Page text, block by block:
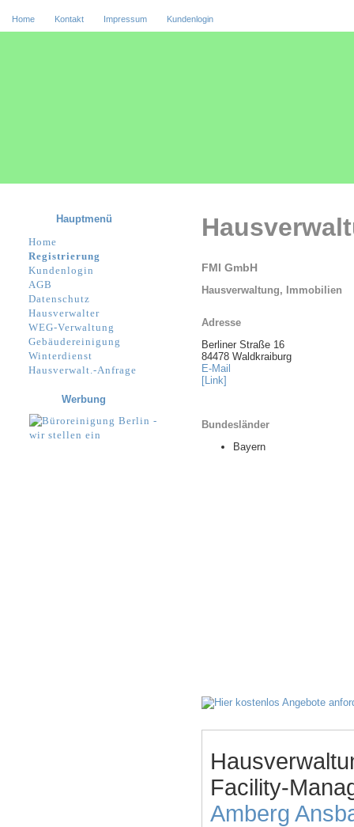
Home Kontakt Impressum Kundenlogin
FMI GmbH
Hausverwaltung, Immobilien
Adresse
Berliner Straße 16
84478 Waldkraiburg
E-Mail
[Link]
Bundesländer
Bayern
Facility-
Amberg
Hauptmenü
Home
Registrierung
Kundenlogin
AGB
Datenschutz
Hausverwalter
WEG-Verwaltung
Gebäudereinigung
Winterdienst
Hausverwalt.-Anfrage
Werbung